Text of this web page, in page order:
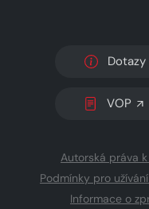
Dotazy
VOP
Autorská práva
Podmínky pro
Informace o